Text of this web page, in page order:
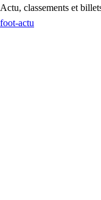
Actu, classements et
foot-actu